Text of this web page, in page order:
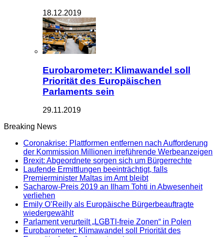
18.12.2019
Eurobarometer: Klimawandel soll
Priorität des Europäischen
Parlaments sein
29.11.2019
Breaking News
Coronakrise: Plattformen entfernen nach Aufforderung
der Kommission Millionen irreführende Werbeanzeigen
Brexit: Abgeordnete sorgen sich um Bürgerrechte
Laufende Ermittlungen beeinträchtigt, falls
Premierminister Maltas im Amt bleibt
Sacharow-Preis 2019 an Ilham Tohti in Abwesenheit
verliehen
Emily O’Reilly als Europäische Bürgerbeauftragte
wiedergewählt
Parlament verurteilt „LGBTI-freie Zonen“ in Polen
Eurobarometer: Klimawandel soll Priorität des